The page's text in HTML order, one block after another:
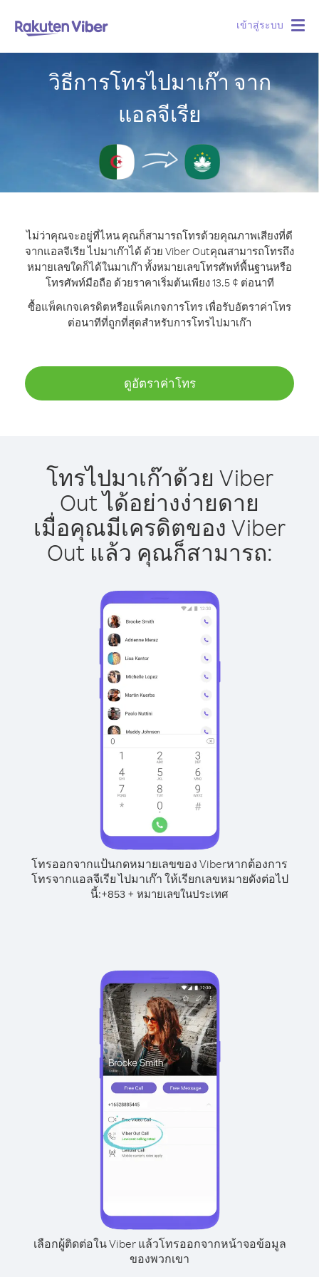
เข้าสู่ระบบ
วิธีการโทรไปมาเก๊า จาก
แอลจีเรีย
ไม่ว่าคุณจะอยู่ที่ไหน คุณก็สามารถโทรด้วยคุณภาพเสียงที่ดี
จากแอลจีเรีย ไปมาเก๊าได้ ด้วย Viber Outคุณสามารถโทรถึง
หมายเลขใดก็ได้ในมาเก๊า ทั้งหมายเลขโทรศัพท์พื้นฐานหรือ
โทรศัพท์มือถือ ด้วยราคาเริ่มต้นเพียง 13.5 ¢ ต่อนาที
ซื้อแพ็คเกจเครดิตหรือแพ็คเกจการโทร เพื่อรับอัตราค่าโทร
ต่อนาทีที่ถูกที่สุดสำหรับการโทรไปมาเก๊า
ดูอัตราค่าโทร
โทรไปมาเก๊าด้วย Viber
Out ได้อย่างง่ายดาย
เมื่อคุณมีเครดิตของ Viber
Out แล้ว คุณก็สามารถ:
โทรออกจากแป้นกดหมายเลขของ Viberหากต้องการ
โทรจากแอลจีเรีย ไปมาเก๊า ให้เรียกเลขหมายดังต่อไป
นี้:+853 + หมายเลขในประเทศ
เลือกผู้ติดต่อใน Viber แล้วโทรออกจากหน้าจอข้อมูล
ของพวกเขา